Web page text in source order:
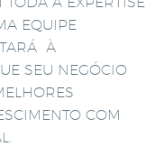
EQUIPE
À
SEU NEGÓCIO
COM